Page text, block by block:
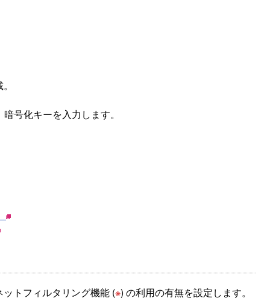
号化キーを入力します。
ットフィルタリング機能 (※) の利用の有無を設定します。